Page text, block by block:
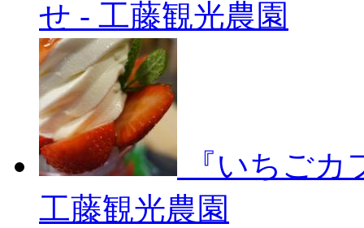
せ - 工藤観光農園
『いちご
工藤観光農園